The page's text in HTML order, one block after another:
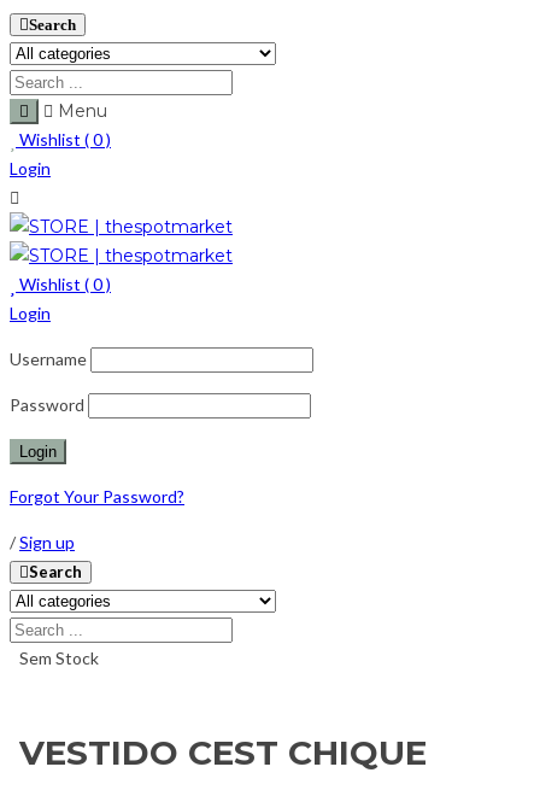
Search
Menu
Wishlist (0)
Login
Wishlist (0)
Login
Username
Password
Forgot Your Password?
/Sign up
Search
Sem Stock
VESTIDO CEST CHIQUE